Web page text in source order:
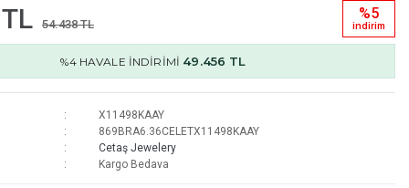
54.438 TL
%5
i̇ndi̇ri̇m
%4 HAVALE İNDİRİMİ 49.456 TL
X11498KAAY
869BRA6.36CELETX11498KAAY
Cetaş Jewelery
Kargo Bedava